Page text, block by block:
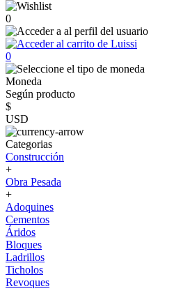
0
0
Moneda
Según producto
$
USD
Categorias
Construcción
+
Obra Pesada
+
Adoquines
Cementos
Áridos
Bloques
Ladrillos
Ticholos
Revoques